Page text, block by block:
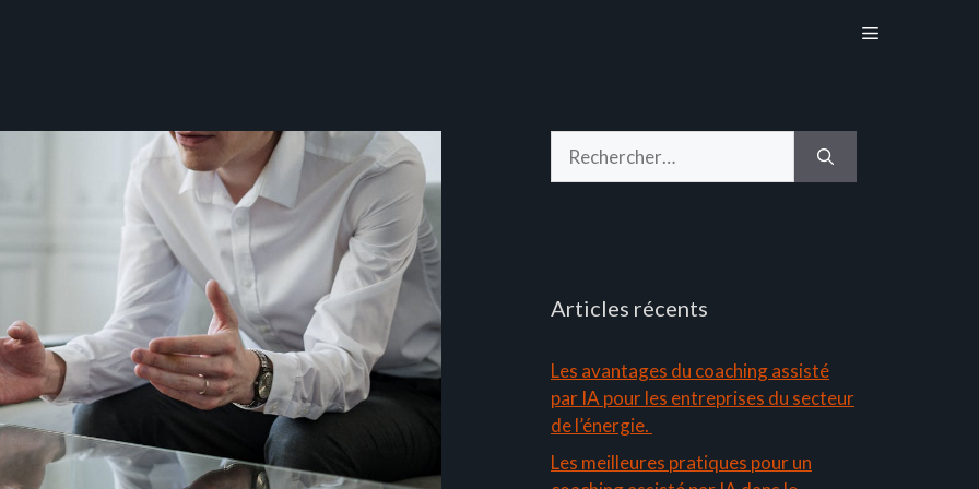
Menu
Articles récents
Les avantages du coaching assisté
par IA pour les entreprises du secteur
de l’énergie.
Les meilleures pratiques pour un